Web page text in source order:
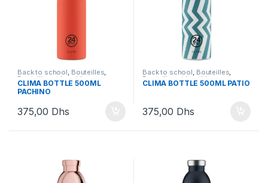
Back to school, Bouteilles,
Bouteilles et Lunchbox
CLIMA BOTTLE 500ML
PACHINO
375,00 Dhs
Back to school, Bouteilles,
Bouteilles et Lunchbox
CLIMA BOTTLE 500ML PATIO
375,00 Dhs